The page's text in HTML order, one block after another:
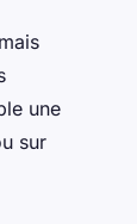
une
sur